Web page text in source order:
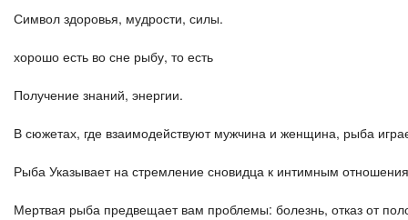
Символ здоровья, мудрости, силы.
хорошо есть во сне рыбу, то есть
Получение знаний, энергии.
В сюжетах, где взаимодействуют мужчина и женщина, рыба
Рыба Указывает на стремление сновидца к интимным
Мертвая рыба предвещает вам проблемы: болезнь, отказ от